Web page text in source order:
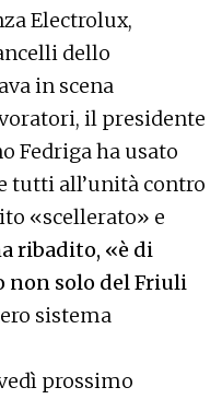
Electrolux,
dello
in scena
il presidente
Fedriga ha usato
tutti all’unità contro
«scellerato» e
ribadito, «è di
non solo del Friuli
sistema
prossimo